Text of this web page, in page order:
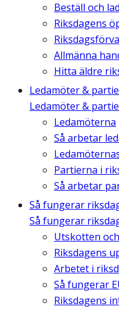
Beställ och
Riksdagens
Allmänna
Hitta äldre
Ledamöter &
Ledamöter &
Ledamöterna
Så arbetar
Partierna i
Så arbetar
Så fungerar
Så fungerar
Utskotten
Riksdagens
Arbetet i
Så fungerar
Riksdagens